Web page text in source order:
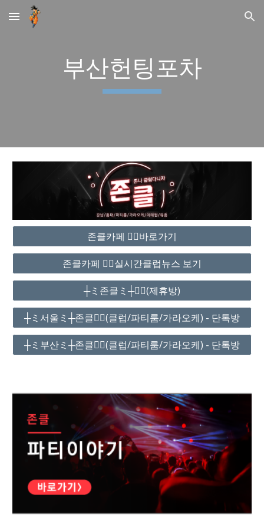
Skip to main content Skip to navigation
부산헌팅포차
존클카페 ❤️‍🔥바로가기
존클카페 ❤️‍🔥실시간클럽뉴스 보기
┼ミ존클ミ┼❤️‍🔥(제휴방)
┼ミ서울ミ┼존클❤️‍🔥(클럽/파티룸/가라오케) - 단톡방
┼ミ부산ミ┼존클❤️‍🔥(클럽/파티룸/가라오케) - 단톡방